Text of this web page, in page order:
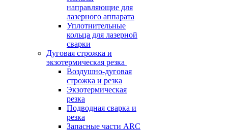
направляющие для
лазерного аппарата
Уплотнительные
кольца для лазерной
сварки
Дуговая строжка и
экзотермическая резка
Воздушно-дуговая
строжка и резка
Экзотермическая
резка
Подводная сварка и
резка
Запасные части ARC